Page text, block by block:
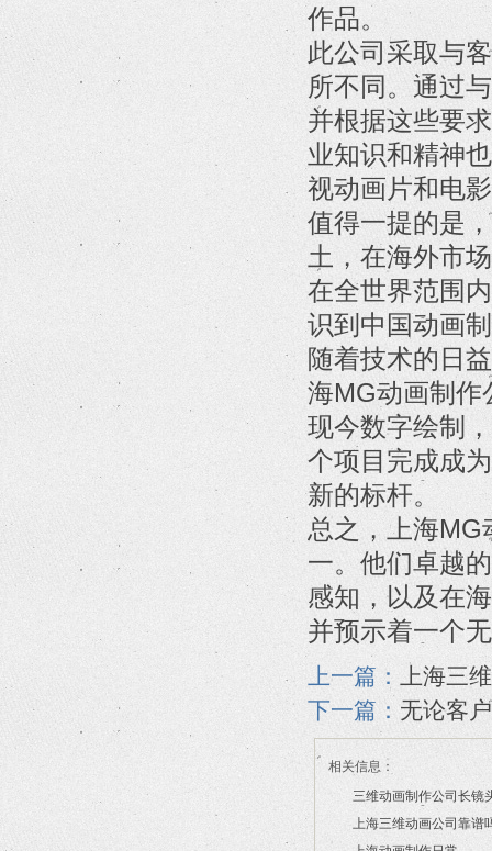
作品。
此公司采取与
所不同。通过
并根据这些要
业知识和精神
视动画片和电
值得一提的是
土，在海外市
在全世界范围
识到中国动画
随着技术的日
海MG动画制作
现今数字绘制
个项目完成成
新的标杆。
总之，上海MG
一。他们卓越
感知，以及在
并预示着一个
上一篇：
上海三
下一篇： 无论客
相关信息：
三维动画制作公司长镜
2026/07/21
上海三维动画公司靠谱